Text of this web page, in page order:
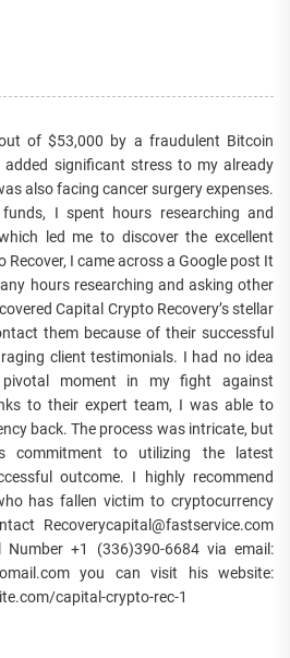
of $53,000 by a fraudulent Bitcoin
added significant stress to my already
also facing cancer surgery expenses.
I spent hours researching and
led me to discover the excellent
I came across a Google post It
hours researching and asking other
Capital Crypto Recovery’s stellar
them because of their successful
client testimonials. I had no idea
moment in my fight against
to their expert team, I was able to
back. The process was intricate, but
commitment to utilizing the latest
outcome. I highly recommend
has fallen victim to cryptocurrency
Recoverycapital@fastservice.com
Number +1 (336)390-6684 via email:
you can visit his website:
capital-crypto-rec-1